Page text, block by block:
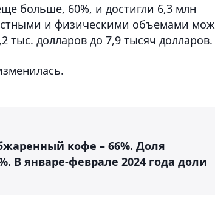
больше, 60%, и достигли 6,3 млн
и физическими объемами
тыс. долларов до 7,9 тысяч долларов.
кофе – 66%. Доля
В январе-феврале 2024 года доли